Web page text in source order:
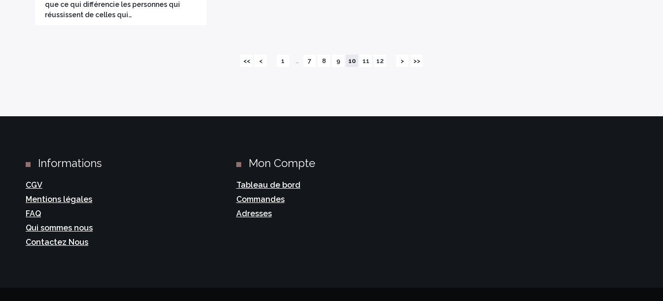
que ce qui différencie les personnes qui
réussissent de celles qui…
<< < 1 … 7 8 9 10 11 12 > >>
Informations
CGV
Mentions légales
FAQ
Qui sommes nous
Contactez Nous
Mon Compte
Tableau de bord
Commandes
Adresses